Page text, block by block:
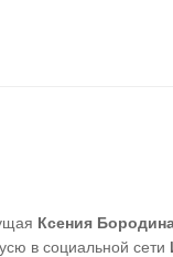
Ксения
в социальной сети